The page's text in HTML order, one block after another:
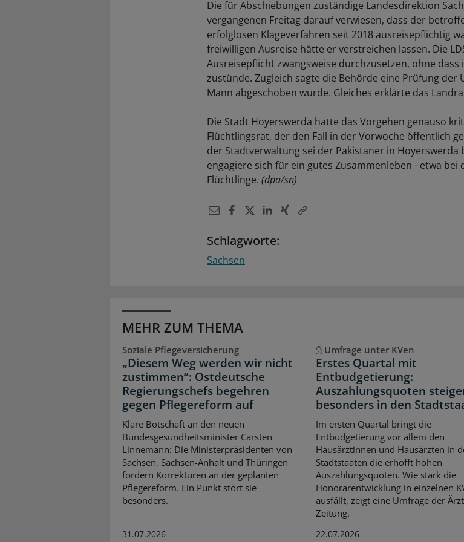
Die für Abschiebungen zuständige Landesdirektion
vergangenen Freitag darauf verwiesen, dass der
erfolglosen Klageverfahren seit 2018 ausreisepflichtig
freiwilligen Ausreise hätte er verstreichen lassen. Die
Ausreisepflicht zwangsweise durchzusetzen, ohne
zustünde. Zugleich sagte die Behörde eine Prüfung
Mann abgeschoben wurde. Gleiches erklärte das
Die Stadt Hoyerswerda hatte das Vorgehen genauso
Flüchtlingsrat, der den Fall in der Vorwoche öffentlich
der Stadtverwaltung sei der Pakistaner in
engagiere sich für ein gutes Zusammenleben - etwa bei
Flüchtlinge. (dpa/sn)
Schlagworte:
Sachsen
MEHR ZUM THEMA
Soziale Pflegeversicherung
„Diesem Weg werden wir nicht
zustimmen“: Ostdeutsche
Regierungschefs begehren
gegen Pflegereform auf
Klare Botschaft an den neuen
Bundesgesundheitsminister Carsten
Linnemann: Die Ministerpräsidenten von
Sachsen, Sachsen-Anhalt und Thüringen
fordern Korrekturen an der geplanten
Pflegereform. Ein Punkt stört sie
besonders.
31.07.2026
Umfrage unter KVen
Erstes Quartal mit
Entbudgetierung:
Auszahlungsquoten
besonders in den
Im ersten Quartal bringt die
Entbudgetierung vor allem den
Hausärztinnen und Hausärzten in
Stadtstaaten die erhofft hohen
Auszahlungsquoten. Wie stark die
Honorarentwicklung in einzelnen
ausfällt, zeigt eine Umfrage der
Zeitung.
22.07.2026